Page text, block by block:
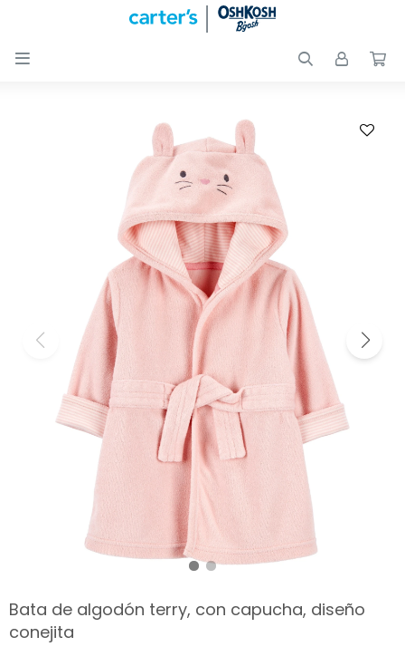

Bata de algodón terry, con capucha, diseño
conejita
Nuevos
OUTLET